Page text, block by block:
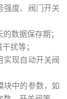
强度、阀门开关
数据保存期；
扰等；
现自动开关阀
块中的参数，如